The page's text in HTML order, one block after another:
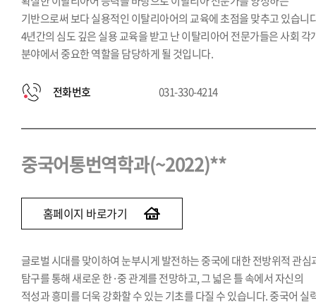
기반으로써 보다 실용적인 이탈리아어의 교육에 초점을 맞추고 있습니
4년간의 심도 깊은 실용 교육을 받고 난 이탈리아어 전문가들은 사회 각
분야에서 중요한 역할을 담당하게 될 것입니다.
전화번호 031-330-4214
중국어통번역학과(~2022)**
홈페이지 바로가기
글로벌 시대를 맞이하여 눈부시게 발전하는 중국에 대한 전방위적 관심
탐구를 통해 새로운 한·중 관계를 전망하고, 그 넓은 틀 속에서 자신의
적성과 흥미를 더욱 강화할 수 있는 기초를 다질 수 있습니다. 중국어 실